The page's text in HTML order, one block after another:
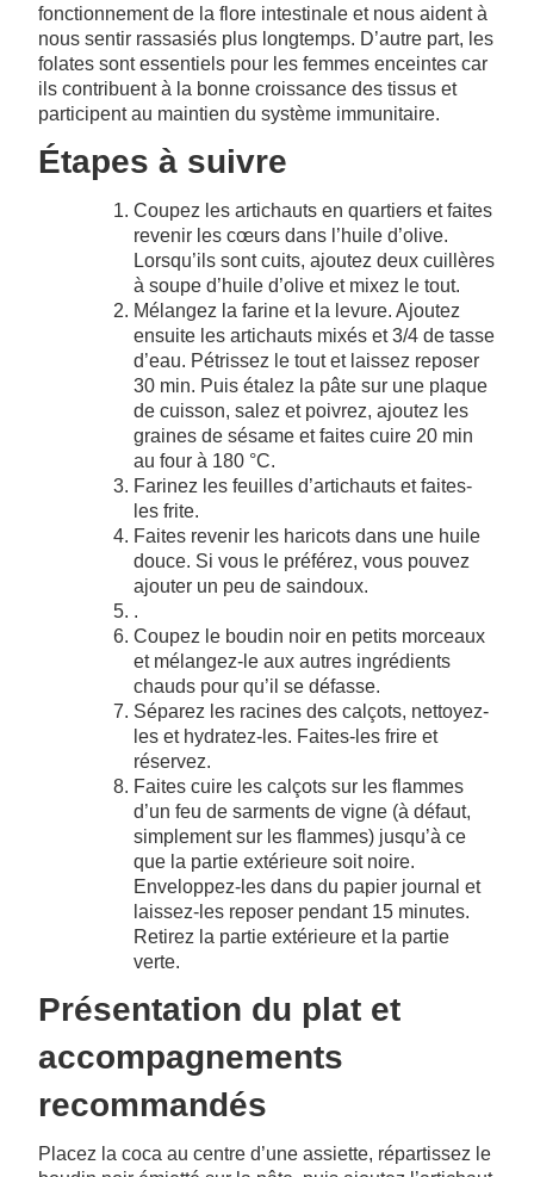
fonctionnement de la flore intestinale et nous aident à
nous sentir rassasiés plus longtemps. D’autre part, les
folates sont essentiels pour les femmes enceintes car
ils contribuent à la bonne croissance des tissus et
participent au maintien du système immunitaire.
Étapes à suivre
Coupez les artichauts en quartiers et faites
revenir les cœurs dans l’huile d’olive.
Lorsqu’ils sont cuits, ajoutez deux cuillères
à soupe d’huile d’olive et mixez le tout.
Mélangez la farine et la levure. Ajoutez
ensuite les artichauts mixés et 3/4 de tasse
d’eau. Pétrissez le tout et laissez reposer
30 min. Puis étalez la pâte sur une plaque
de cuisson, salez et poivrez, ajoutez les
graines de sésame et faites cuire 20 min
au four à 180 °C.
Farinez les feuilles d’artichauts et faites-
les frite.
Faites revenir les haricots dans une huile
douce. Si vous le préférez, vous pouvez
ajouter un peu de saindoux.
.
Coupez le boudin noir en petits morceaux
et mélangez-le aux autres ingrédients
chauds pour qu’il se défasse.
Séparez les racines des calçots, nettoyez-
les et hydratez-les. Faites-les frire et
réservez.
Faites cuire les calçots sur les flammes
d’un feu de sarments de vigne (à défaut,
simplement sur les flammes) jusqu’à ce
que la partie extérieure soit noire.
Enveloppez-les dans du papier journal et
laissez-les reposer pendant 15 minutes.
Retirez la partie extérieure et la partie
verte.
Présentation du plat et
accompagnements
recommandés
Placez la coca au centre d’une assiette, répartissez le